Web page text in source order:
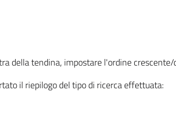
della tendina, impostare l'ordine
il riepilogo del tipo di ricerca effettuata: